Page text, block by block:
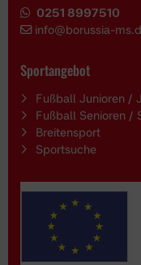
0251 8997510
info@borussia-
Sportangebot
Fußball Junioren /
Fußball Senioren /
Breitensport
Sportsuche